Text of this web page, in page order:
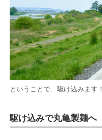
ということで、駆け込みます！
駆け込みで丸亀製麺へ